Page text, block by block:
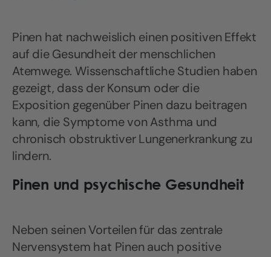
Pinen hat nachweislich einen positiven Effekt
auf die Gesundheit der menschlichen
Atemwege. Wissenschaftliche Studien haben
gezeigt, dass der Konsum oder die
Exposition gegenüber Pinen dazu beitragen
kann, die Symptome von Asthma und
chronisch obstruktiver Lungenerkrankung zu
lindern.
Pinen und psychische Gesundheit
Neben seinen Vorteilen für das zentrale
Nervensystem hat Pinen auch positive